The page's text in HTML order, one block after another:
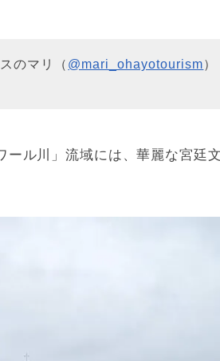
のマリ（ @mari_ohayotourism）
ル川」流域には、華麗な宮廷